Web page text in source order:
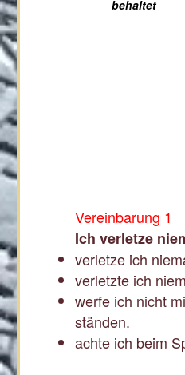
Vereinbarung 1
Ich verletze
verletze ich
verletzte ich
werfe ich nicht
ständen.
achte ich beim
behaltet